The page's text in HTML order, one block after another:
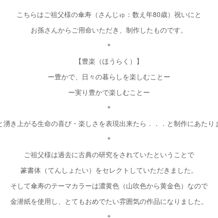
こちらはご祖父様の傘寿（さんじゅ：数え年80歳）祝いにと
お孫さんからご用命いただき、制作したものです。
＊
【豊楽（ほうらく）】
ー豊かで、日々の暮らしを楽しむことー
ー実り豊かで楽しむことー
＊
湧き上がる生命の喜び・楽しさを表現出来たら．．．と制作にあたり
＊
ご祖父様は過去に古典の研究をされていたということで
篆書体（てんしょたい）をセレクトしていただきました。
そして傘寿のテーマカラーは濃黄色（山吹色から黄金色）なので
金潜紙を使用し、とてもおめでたい雰囲気の作品になりました。